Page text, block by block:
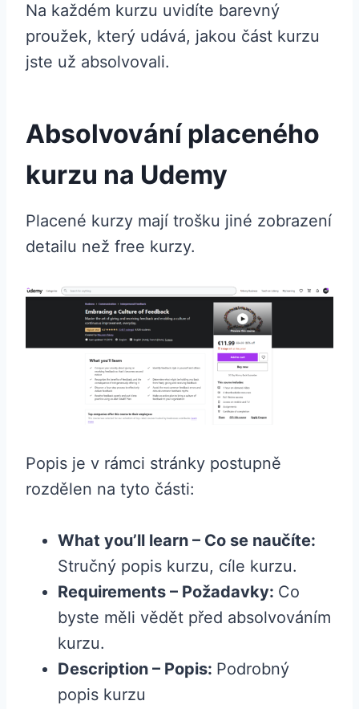
Na každém kurzu uvidíte barevný
proužek, který udává, jakou část kurzu
jste už absolvovali.
Absolvování placeného
kurzu na Udemy
Placené kurzy mají trošku jiné zobrazení
detailu než free kurzy.
Popis je v rámci stránky postupně
rozdělen na tyto části:
What you’ll learn – Co se naučíte:
Stručný popis kurzu, cíle kurzu.
Requirements – Požadavky: Co
byste měli vědět před absolvováním
kurzu.
Description – Popis: Podrobný
popis kurzu